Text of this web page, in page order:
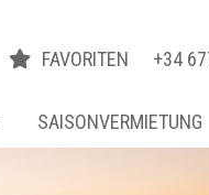
FAVORITEN +34
SAISONVERMIETUNG